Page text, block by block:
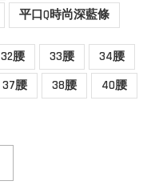
平口Q時尚深藍條
32腰 33腰
34腰
37腰 38腰
40腰